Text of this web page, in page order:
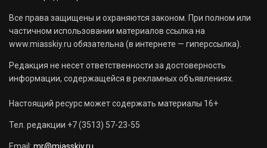
Все права защищены и охраняются законом. При полном или
частичном использовании материалов ссылка на
www.miasskiy.ru обязательна (в интернете — гиперссылка).
Редакция не несет ответственности за достоверность
информации, содержащейся в рекламных объявлениях.
Настоящий ресурс может содержать материалы 16+
Тел. редакции +7 (3513) 57-23-55